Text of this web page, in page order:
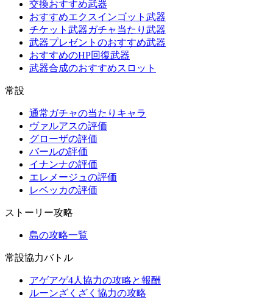
交換おすすめ武器
おすすめエクスインゴット武器
チケット武器ガチャ当たり武器
武器プレゼントのおすすめ武器
おすすめのHP回復武器
武器合成のおすすめスロット
常設
通常ガチャの当たりキャラ
ヴァルアスの評価
グローザの評価
バールの評価
イナンナの評価
エレメージュの評価
レベッカの評価
ストーリー攻略
島の攻略一覧
常設協力バトル
アゲアゲ4人協力の攻略と報酬
ルーンざくざく協力の攻略